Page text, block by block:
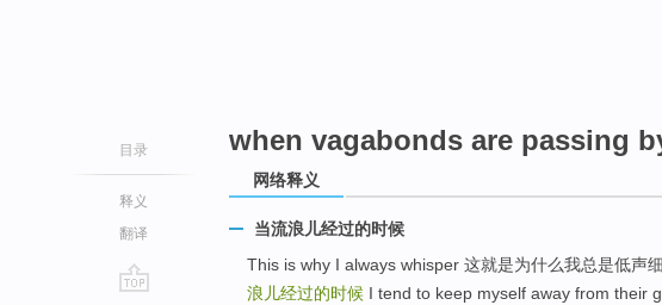
目录
释义
翻译
when vagabonds are passing
网络释义
当流浪儿经过的时候
This is why I always whisper 这就是为什么我总是低声
浪儿经过的时候 I tend to keep myself away from their